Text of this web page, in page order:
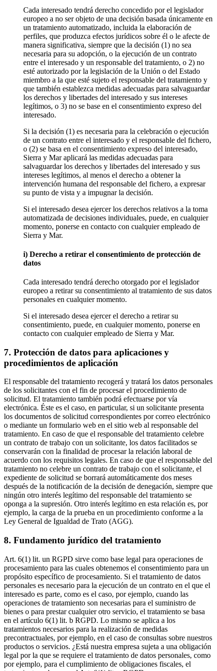
Cada interesado tendrá derecho concedido por el legislador
europeo a no ser objeto de una decisión basada únicamente en
un tratamiento automatizado, incluida la elaboración de
perfiles, que produzca efectos jurídicos sobre él o le afecte de
manera significativa, siempre que la decisión (1) no sea
necesaria para su adopción, o la ejecución de un contrato
entre el interesado y un responsable del tratamiento, o 2) no
esté autorizado por la legislación de la Unión o del Estado
miembro a la que esté sujeto el responsable del tratamiento y
que también establezca medidas adecuadas para salvaguardar
los derechos y libertades del interesado y sus intereses
legítimos, o 3) no se base en el consentimiento expreso del
interesado.
Si la decisión (1) es necesaria para la celebración o ejecución
de un contrato entre el interesado y el responsable del fichero,
o (2) se basa en el consentimiento expreso del interesado,
Sierra y Mar aplicará las medidas adecuadas para
salvaguardar los derechos y libertades del interesado y sus
intereses legítimos, al menos el derecho a obtener la
intervención humana del responsable del fichero, a expresar
su punto de vista y a impugnar la decisión.
Si el interesado desea ejercer los derechos relativos a la toma
automatizada de decisiones individuales, puede, en cualquier
momento, ponerse en contacto con cualquier empleado de
Sierra y Mar.
i) Derecho a retirar el consentimiento de protección de
datos
Cada interesado tendrá derecho otorgado por el legislador
europeo a retirar su consentimiento al tratamiento de sus datos
personales en cualquier momento.
Si el interesado desea ejercer el derecho a retirar su
consentimiento, puede, en cualquier momento, ponerse en
contacto con cualquier empleado de Sierra y Mar.
7. Protección de datos para aplicaciones y
procedimientos de aplicación
El responsable del tratamiento recogerá y tratará los datos personales
de los solicitantes con el fin de procesar el procedimiento de
solicitud. El tratamiento también podrá efectuarse por vía
electrónica. Éste es el caso, en particular, si un solicitante presenta
los documentos de solicitud correspondientes por correo electrónico
o mediante un formulario web en el sitio web al responsable del
tratamiento. En caso de que el responsable del tratamiento celebre
un contrato de trabajo con un solicitante, los datos facilitados se
conservarán con la finalidad de procesar la relación laboral de
acuerdo con los requisitos legales. En caso de que el responsable del
tratamiento no celebre un contrato de trabajo con el solicitante, el
expediente de solicitud se borrará automáticamente dos meses
después de la notificación de la decisión de denegación, siempre que
ningún otro interés legítimo del responsable del tratamiento se
oponga a la supresión. Otro interés legítimo en esta relación es, por
ejemplo, la carga de la prueba en un procedimiento conforme a la
Ley General de Igualdad de Trato (AGG).
8. Fundamento jurídico del tratamiento
Art. 6(1) lit. un RGPD sirve como base legal para operaciones de
procesamiento para las cuales obtenemos el consentimiento para un
propósito específico de procesamiento. Si el tratamiento de datos
personales es necesario para la ejecución de un contrato en el que el
interesado es parte, como es el caso, por ejemplo, cuando las
operaciones de tratamiento son necesarias para el suministro de
bienes o para prestar cualquier otro servicio, el tratamiento se basa
en el artículo 6(1) lit. b RGPD. Lo mismo se aplica a los
tratamientos necesarios para la realización de medidas
precontractuales, por ejemplo, en el caso de consultas sobre nuestros
productos o servicios. ¿Está nuestra empresa sujeta a una obligación
legal por la que se requiere el tratamiento de datos personales, como
por ejemplo, para el cumplimiento de obligaciones fiscales, el